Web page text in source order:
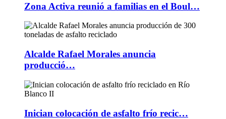
Zona Activa reunió a familias en el Boul…
Alcalde Rafael Morales anuncia
producció…
Inician colocación de asfalto frío recic…